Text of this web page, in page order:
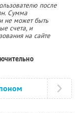
после
Сумма
не может быть
счета, и
на сайте